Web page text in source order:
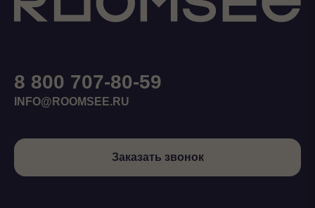
8 800 707-80-59
INFO@ROOMSEE.RU
Заказать звонок